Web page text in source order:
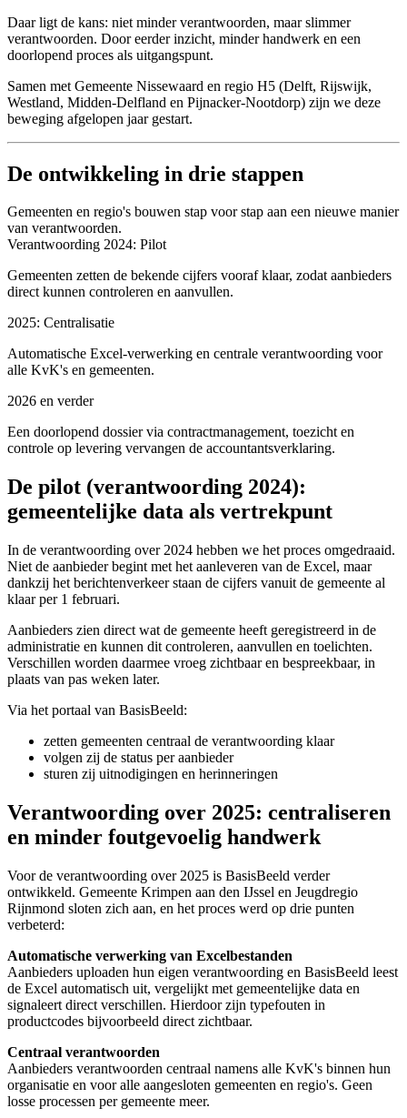
Daar ligt de kans: niet minder verantwoorden, maar slimmer
verantwoorden. Door eerder inzicht, minder handwerk en een
doorlopend proces als uitgangspunt.
Samen met Gemeente Nissewaard en regio H5 (Delft, Rijswijk,
Westland, Midden-Delfland en Pijnacker-Nootdorp) zijn we deze
beweging afgelopen jaar gestart.
De ontwikkeling in drie stappen
Gemeenten en regio's bouwen stap voor stap aan een nieuwe manier
van verantwoorden.
Verantwoording 2024: Pilot
Gemeenten zetten de bekende cijfers vooraf klaar, zodat aanbieders
direct kunnen controleren en aanvullen.
2025: Centralisatie
Automatische Excel-verwerking en centrale verantwoording voor
alle KvK's en gemeenten.
2026 en verder
Een doorlopend dossier via contractmanagement, toezicht en
controle op levering vervangen de accountantsverklaring.
De pilot (verantwoording 2024):
gemeentelijke data als vertrekpunt
In de verantwoording over 2024 hebben we het proces omgedraaid.
Niet de aanbieder begint met het aanleveren van de Excel, maar
dankzij het berichtenverkeer staan de cijfers vanuit de gemeente al
klaar per 1 februari.
Aanbieders zien direct wat de gemeente heeft geregistreerd in de
administratie en kunnen dit controleren, aanvullen en toelichten.
Verschillen worden daarmee vroeg zichtbaar en bespreekbaar, in
plaats van pas weken later.
Via het portaal van BasisBeeld:
zetten gemeenten centraal de verantwoording klaar
volgen zij de status per aanbieder
sturen zij uitnodigingen en herinneringen
Verantwoording over 2025: centraliseren
en minder foutgevoelig handwerk
Voor de verantwoording over 2025 is BasisBeeld verder
ontwikkeld. Gemeente Krimpen aan den IJssel en Jeugdregio
Rijnmond sloten zich aan, en het proces werd op drie punten
verbeterd:
Automatische verwerking van Excelbestanden
Aanbieders uploaden hun eigen verantwoording en BasisBeeld leest
de Excel automatisch uit, vergelijkt met gemeentelijke data en
signaleert direct verschillen. Hierdoor zijn typefouten in
productcodes bijvoorbeeld direct zichtbaar.
Centraal verantwoorden
Aanbieders verantwoorden centraal namens alle KvK's binnen hun
organisatie en voor alle aangesloten gemeenten en regio's. Geen
losse processen per gemeente meer.